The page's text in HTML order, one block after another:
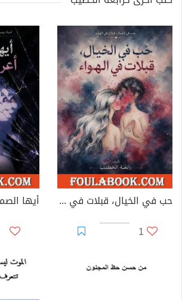
حب في الخيال، قبلات في الهواء
1
أيها